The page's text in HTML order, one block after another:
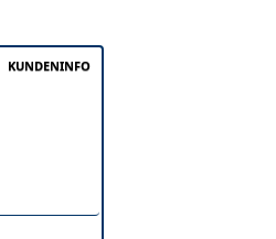
KUNDENINFO